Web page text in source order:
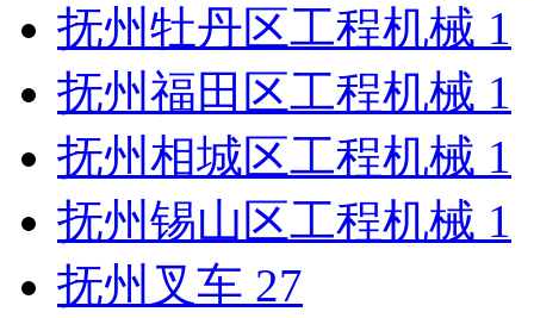
抚州牡丹区工程机械 1
抚州福田区工程机械 1
抚州相城区工程机械 1
抚州锡山区工程机械 1
抚州叉车 27